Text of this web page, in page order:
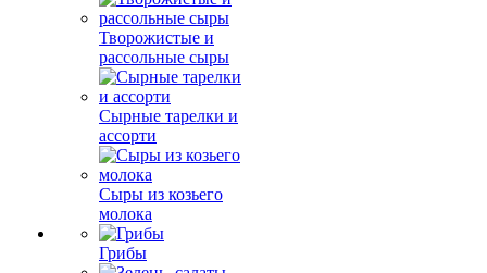
Творожистые и
рассольные сыры
Сырные тарелки и
ассорти
Сыры из козьего
молока
Грибы